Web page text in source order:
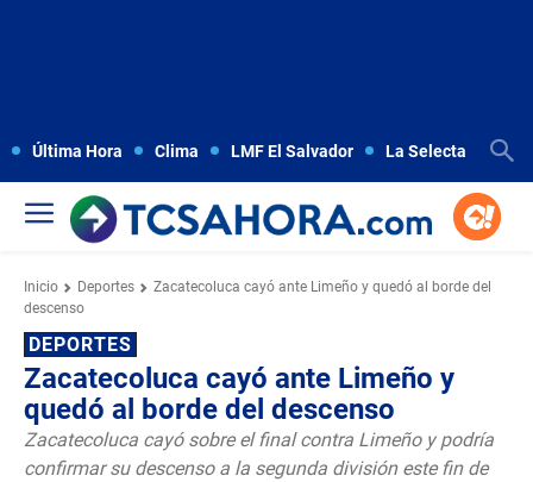
Última Hora Clima LMF El Salvador La Selecta
Inicio Deportes
Zacatecoluca cayó ante Limeño y quedó al borde del
descenso
DEPORTES
Zacatecoluca cayó ante Limeño y
quedó al borde del descenso
Zacatecoluca cayó sobre el final contra Limeño y podría
confirmar su descenso a la segunda división este fin de